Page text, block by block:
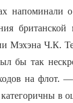
напоминали
Мэхэна Ч.К.
бы так
на флот. —
в